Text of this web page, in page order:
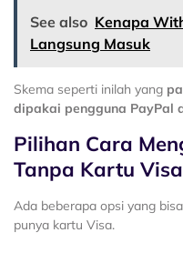
See also Kenapa
Langsung Masuk
Skema seperti inilah yang
dipakai pengguna PayPal
Pilihan Cara
Tanpa Kartu Visa
Ada beberapa opsi yang
punya kartu Visa.